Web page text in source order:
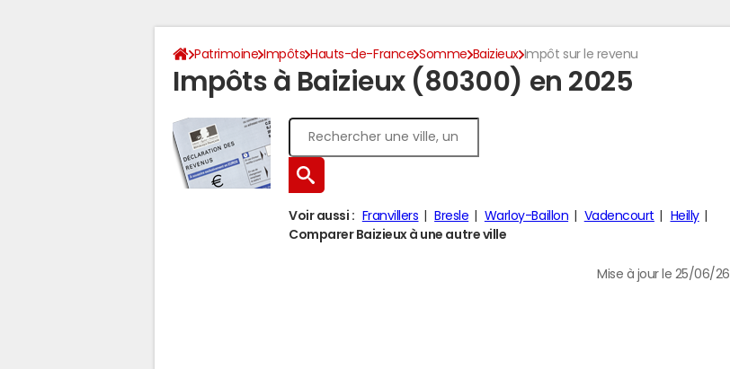
Patrimoine Impôts Hauts-de-France Somme Baizieux Impôt sur le revenu
Impôts à Baizieux (80300) en 2025
Voir aussi : Franvillers Bresle Warloy-Baillon Vadencourt
Heilly
Comparer Baizieux à une autre ville
Mise à jour le 25/06/26